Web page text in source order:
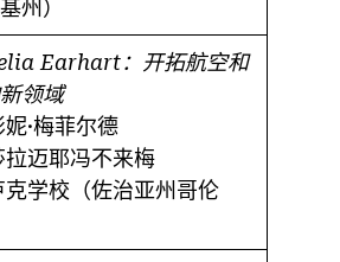
州）
Earhart：开拓航空和
领域
妮·梅菲尔德
拉迈耶冯不来梅
克学校（佐治亚州哥伦